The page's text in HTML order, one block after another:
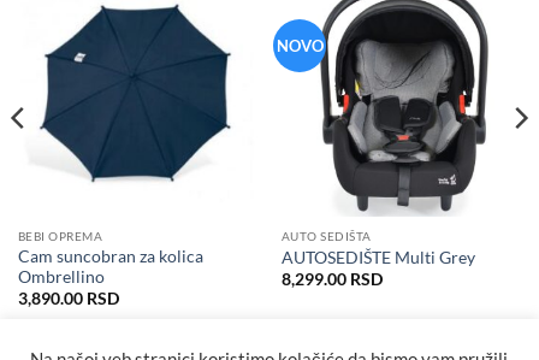
BEBI OPREMA
Cam suncobran za kolica
Ombrellino
3,890.00 RSD
NOVO
AUTO SEDIŠTA
AUTOSEDIŠTE Multi Grey
8,299.00 RSD